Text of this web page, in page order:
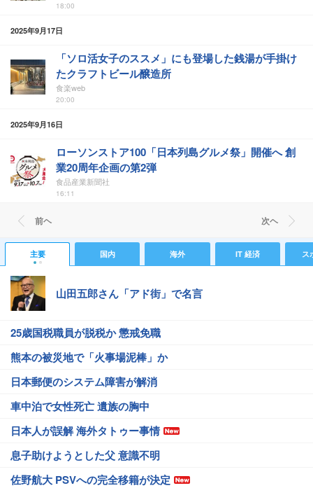
18:00
2025年9月17日
「ソロ活女子のススメ」にも登場した銭湯が手掛け
たクラフトビール醸造所
食楽web
20:00
2025年9月16日
ローソンストア100「日本列島グルメ祭」開催へ 創
業20周年企画の第2弾
食品産業新聞社
16:11
前ヘ 次ヘ
主要 国内 海外 IT 経済 ス
山田五郎さん「アド街」で名言
25歳国税職員が脱税か 懲戒免職
熊本の被災地で「火事場泥棒」か
日本郵便のシステム障害が解消
車中泊で女性死亡 遺族の胸中
日本人が誤解 海外タトゥー事情
息子助けようとした父 意識不明
佐野航大 PSVへの完全移籍が決定